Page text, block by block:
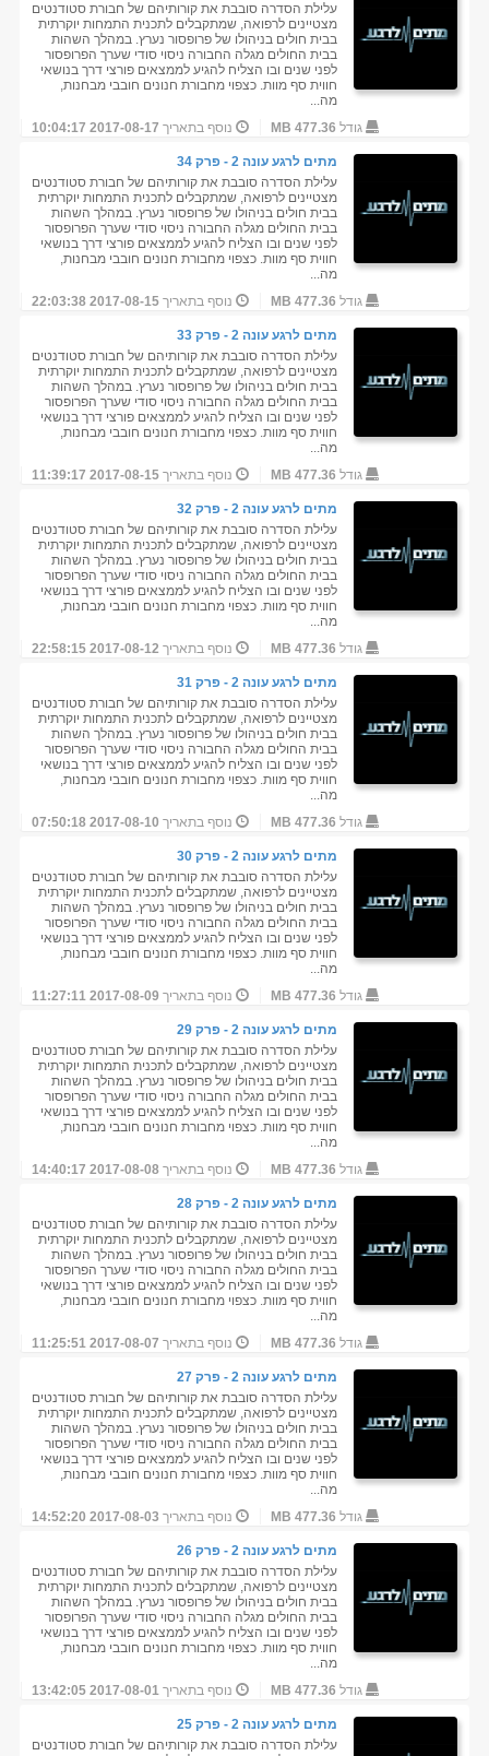
עלילת הסדרה סובבת את קורותיהם של חבורת סטודנטים
מצטיינים לרפואה, שמתקבלים לתכנית התמחות יוקרתית
בבית חולים בניהולו של פרופסור נערץ. במהלך השהות
בבית החולים מגלה החבורה ניסוי סודי שערך הפרופסור
לפני שנים ובו הצליח להגיע לממצאים פורצי דרך בנושאי
חווית סף מוות. כצפוי מחבורת חנונים חובבי מבחנות,
מה...
גודל 477.36 MB נוסף בתאריך 2017-08-17 10:04:17
מתים לרגע עונה 2 - פרק 34
עלילת הסדרה סובבת את קורותיהם של חבורת סטודנטים
מצטיינים לרפואה, שמתקבלים לתכנית התמחות יוקרתית
בבית חולים בניהולו של פרופסור נערץ. במהלך השהות
בבית החולים מגלה החבורה ניסוי סודי שערך הפרופסור
לפני שנים ובו הצליח להגיע לממצאים פורצי דרך בנושאי
חווית סף מוות. כצפוי מחבורת חנונים חובבי מבחנות,
מה...
גודל 477.36 MB נוסף בתאריך2017-08-15 22:03:38
מתים לרגע עונה 2 - פרק 33
עלילת הסדרה סובבת את קורותיהם של חבורת סטודנטים
מצטיינים לרפואה, שמתקבלים לתכנית התמחות יוקרתית
בבית חולים בניהולו של פרופסור נערץ. במהלך השהות
בבית החולים מגלה החבורה ניסוי סודי שערך הפרופסור
לפני שנים ובו הצליח להגיע לממצאים פורצי דרך בנושאי
חווית סף מוות. כצפוי מחבורת חנונים חובבי מבחנות,
מה...
גודל 477.36 MB נוסף בתאריך2017-08-15 11:39:17
מתים לרגע עונה 2 - פרק 32
עלילת הסדרה סובבת את קורותיהם של חבורת סטודנטים
מצטיינים לרפואה, שמתקבלים לתכנית התמחות יוקרתית
בבית חולים בניהולו של פרופסור נערץ. במהלך השהות
בבית החולים מגלה החבורה ניסוי סודי שערך הפרופסור
לפני שנים ובו הצליח להגיע לממצאים פורצי דרך בנושאי
חווית סף מוות. כצפוי מחבורת חנונים חובבי מבחנות,
מה...
גודל 477.36 MB נוסף בתאריך 2017-08-12 22:58:15
מתים לרגע עונה 2 - פרק 31
עלילת הסדרה סובבת את קורותיהם של חבורת סטודנטים
מצטיינים לרפואה, שמתקבלים לתכנית התמחות יוקרתית
בבית חולים בניהולו של פרופסור נערץ. במהלך השהות
בבית החולים מגלה החבורה ניסוי סודי שערך הפרופסור
לפני שנים ובו הצליח להגיע לממצאים פורצי דרך בנושאי
חווית סף מוות. כצפוי מחבורת חנונים חובבי מבחנות,
מה...
גודל 477.36 MB נוסף בתאריך 2017-08-10 07:50:18
מתים לרגע עונה 2 - פרק 30
עלילת הסדרה סובבת את קורותיהם של חבורת סטודנטים
מצטיינים לרפואה, שמתקבלים לתכנית התמחות יוקרתית
בבית חולים בניהולו של פרופסור נערץ. במהלך השהות
בבית החולים מגלה החבורה ניסוי סודי שערך הפרופסור
לפני שנים ובו הצליח להגיע לממצאים פורצי דרך בנושאי
חווית סף מוות. כצפוי מחבורת חנונים חובבי מבחנות,
מה...
גודל 477.36 MB נוסף בתאריך 2017-08-09 11:27:11
מתים לרגע עונה 2 - פרק 29
עלילת הסדרה סובבת את קורותיהם של חבורת סטודנטים
מצטיינים לרפואה, שמתקבלים לתכנית התמחות יוקרתית
בבית חולים בניהולו של פרופסור נערץ. במהלך השהות
בבית החולים מגלה החבורה ניסוי סודי שערך הפרופסור
לפני שנים ובו הצליח להגיע לממצאים פורצי דרך בנושאי
חווית סף מוות. כצפוי מחבורת חנונים חובבי מבחנות,
מה...
גודל 477.36 MB נוסף בתאריך2017-08-08 14:40:17
מתים לרגע עונה 2 - פרק 28
עלילת הסדרה סובבת את קורותיהם של חבורת סטודנטים
מצטיינים לרפואה, שמתקבלים לתכנית התמחות יוקרתית
בבית חולים בניהולו של פרופסור נערץ. במהלך השהות
בבית החולים מגלה החבורה ניסוי סודי שערך הפרופסור
לפני שנים ובו הצליח להגיע לממצאים פורצי דרך בנושאי
חווית סף מוות. כצפוי מחבורת חנונים חובבי מבחנות,
מה...
גודל 477.36 MB נוסף בתאריך 2017-08-07 11:25:51
מתים לרגע עונה 2 - פרק 27
עלילת הסדרה סובבת את קורותיהם של חבורת סטודנטים
מצטיינים לרפואה, שמתקבלים לתכנית התמחות יוקרתית
בבית חולים בניהולו של פרופסור נערץ. במהלך השהות
בבית החולים מגלה החבורה ניסוי סודי שערך הפרופסור
לפני שנים ובו הצליח להגיע לממצאים פורצי דרך בנושאי
חווית סף מוות. כצפוי מחבורת חנונים חובבי מבחנות,
מה...
גודל 477.36 MB נוסף בתאריך 2017-08-03 14:52:20
מתים לרגע עונה 2 - פרק 26
עלילת הסדרה סובבת את קורותיהם של חבורת סטודנטים
מצטיינים לרפואה, שמתקבלים לתכנית התמחות יוקרתית
בבית חולים בניהולו של פרופסור נערץ. במהלך השהות
בבית החולים מגלה החבורה ניסוי סודי שערך הפרופסור
לפני שנים ובו הצליח להגיע לממצאים פורצי דרך בנושאי
חווית סף מוות. כצפוי מחבורת חנונים חובבי מבחנות,
מה...
גודל 477.36 MB נוסף בתאריך2017-08-01 13:42:05
מתים לרגע עונה 2 - פרק 25
עלילת הסדרה סובבת את קורותיהם של חבורת סטודנטים